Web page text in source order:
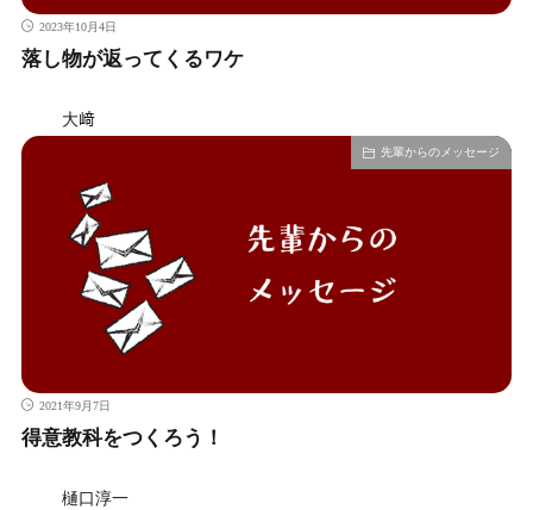
2023年10月4日
落し物が返ってくるワケ
大﨑
先輩からのメッセージ
2021年9月7日
得意教科をつくろう！
樋口淳一